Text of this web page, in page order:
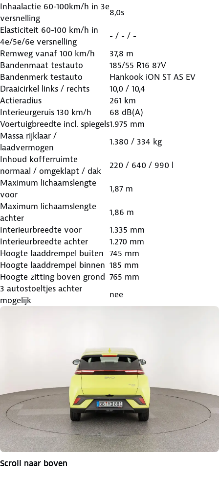
Inhaalactie 60-100km/h in 3e
versnelling
8,0s
Elasticiteit 60-100 km/h in
4e/5e/6e versnelling
- / - / -
Remweg vanaf 100 km/h
37,8 m
Bandenmaat testauto
185/55 R16 87V
Bandenmerk testauto
Hankook iON ST AS EV
Draaicirkel links / rechts
10,0 / 10,4
Actieradius
261 km
Interieurgeruis 130 km/h
68 dB(A)
Voertuigbreedte incl. spiegels1.975 mm
Massa rijklaar /
laadvermogen
1.380 / 334 kg
Inhoud kofferruimte
normaal / omgeklapt / dak
220 / 640 / 990 l
Maximum lichaamslengte
voor
1,87 m
Maximum lichaamslengte
achter
1,86 m
Interieurbreedte voor
1.335 mm
Interieurbreedte achter
1.270 mm
Hoogte laaddrempel buiten 745 mm
Hoogte laaddrempel binnen 185 mm
Hoogte zitting boven grond 765 mm
3 autostoeltjes achter
mogelijk
nee
Scroll naar boven